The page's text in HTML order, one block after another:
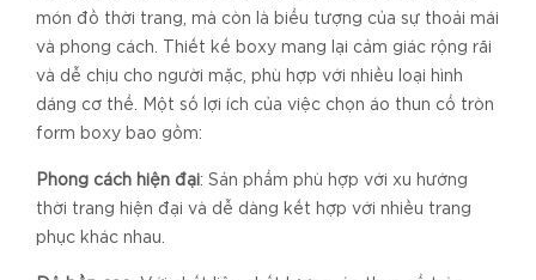
món đồ thời trang, mà còn là biểu tượng của sự thoải mái
và phong cách. Thiết kế boxy mang lại cảm giác rộng rãi
và dễ chịu cho người mặc, phù hợp với nhiều loại hình
dáng cơ thể. Một số lợi ích của việc chọn áo thun cổ tròn
form boxy bao gồm:
Phong cách hiện đại : Sản phẩm phù hợp với xu hướng
thời trang hiện đại và dễ dàng kết hợp với nhiều trang
phục khác nhau.